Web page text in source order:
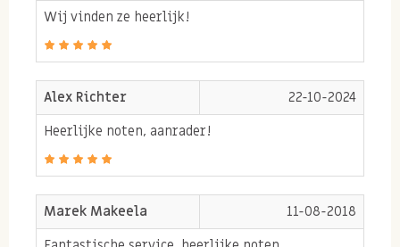
(arachide), zout. Allergenen:
Kan sporen bevatten van
Wij vinden ze heerlijk!
Alex Richter
22-10-2024
Heerlijke noten, aanrader!
Marek Makeela
11-08-2018